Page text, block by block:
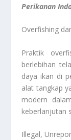
Perikanan
Overfishing
Praktik
berlebihan
daya ikan di
alat tangkap
modern
keberlanjutan
Illegal,